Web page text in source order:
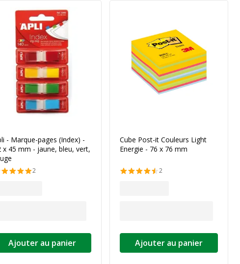
- Marque-pages (Index) -
x 45 mm - jaune, bleu, vert,
2
Ajouter au panier
Cube Post-it Couleurs Light
Energie - 76 x 76 mm
2
Ajouter au panier